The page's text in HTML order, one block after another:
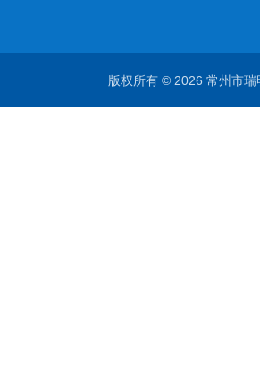
版权所有 © 2026 常州市